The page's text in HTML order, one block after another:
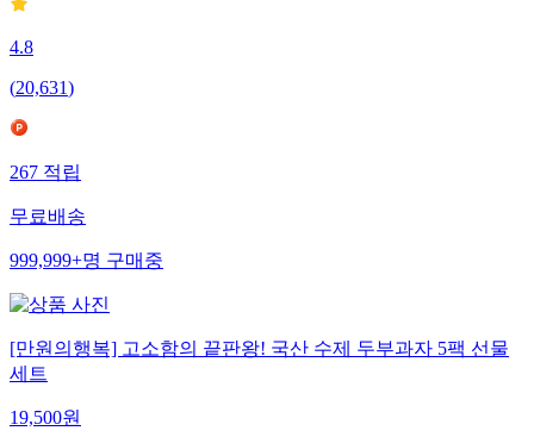
4.8
(20,631)
267 적립
무료배송
999,999+명 구매중
[만원의행복] 고소함의 끝판왕! 국산 수제 두부과자 5팩 선물
세트
19,500원